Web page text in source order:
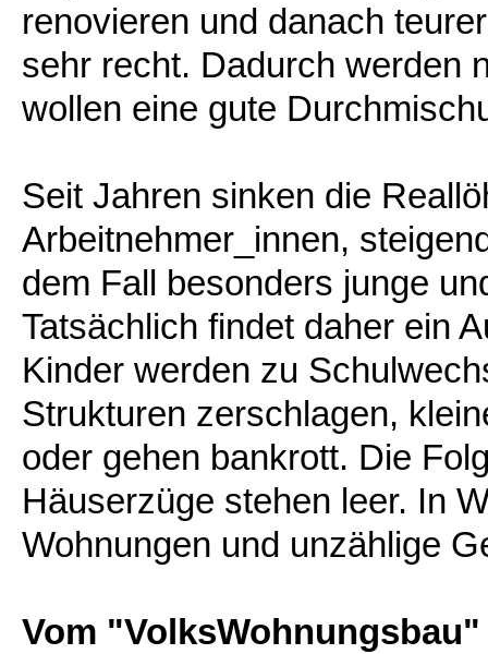
renovieren und danach
sehr recht. Dadurch werden
wollen eine gute
Seit Jahren sinken die
Arbeitnehmer_innen,
dem Fall besonders junge
Tatsächlich findet daher ein
Kinder werden zu
Strukturen zerschlagen,
oder gehen bankrott. Die
Häuserzüge stehen leer. In
Wohnungen und unzählige
Vom